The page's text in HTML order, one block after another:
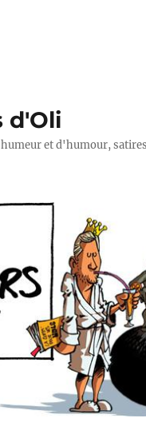
d'Oli
et d'humour,